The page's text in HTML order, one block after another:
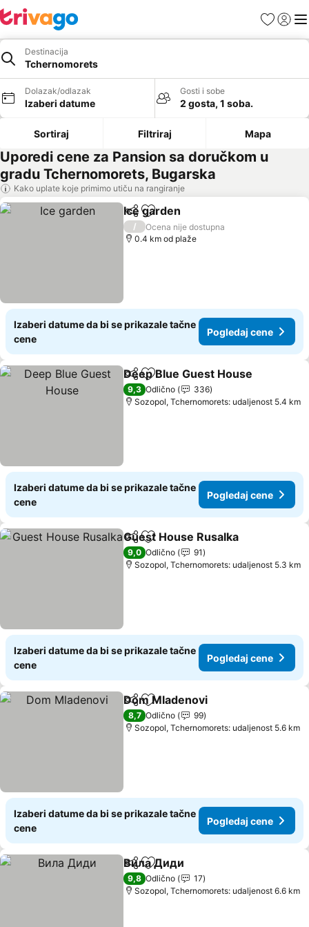
FavoritiPrijavi
Destinacija
Tchernomorets
Dolazak/odlazak
Izaberi datume
Gosti i sobe
2 gosta, 1 soba.
Sortiraj Filtriraj Mapa
Uporedi cene za Pansion sa doručkom u
gradu Tchernomorets, Bugarska
Kako uplate koje primimo utiču na rangiranje
Deli Dodati u favorite
Ice garden
/
Ocena nije dostupna
0.4 km od plaže
Izaberi datume da bi se prikazale tačne
cene
Pogledaj cene
Deli Dodati u favorite
Deep Blue Guest House
9,3 Odlično
336
Sozopol, Tchernomorets: udaljenost 5.4 km
Izaberi datume da bi se prikazale tačne
cene
Pogledaj cene
Deli Dodati u favorite
Guest House Rusalka
9,0 Odlično
91
Sozopol, Tchernomorets: udaljenost 5.3 km
Izaberi datume da bi se prikazale tačne
cene
Pogledaj cene
Deli Dodati u favorite
Dom Mladenovi
8,7 Odlično
99
Sozopol, Tchernomorets: udaljenost 5.6 km
Izaberi datume da bi se prikazale tačne
cene
Pogledaj cene
Deli Dodati u favorite
Вила Диди
9,8 Odlično
17
Sozopol, Tchernomorets: udaljenost 6.6 km